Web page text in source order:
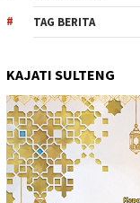
TAG BERITA
KAJATI SULTENG